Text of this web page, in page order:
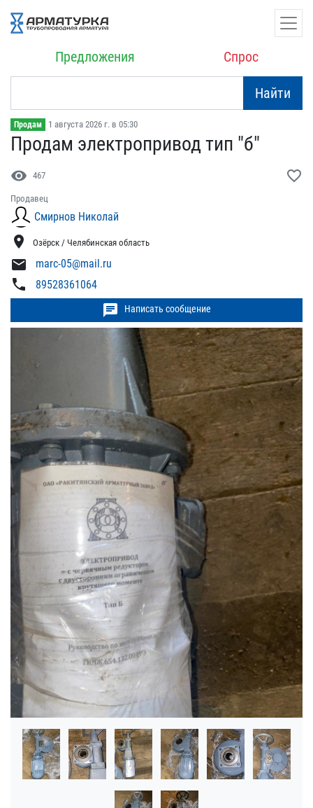
Предложения Спрос
Найти
Продам 1 августа 2026 г. в 05:30
Продам электропривод тип​ "б"
visibility 467 favorite_border
Продавец
Смирнов Николай
location_on Озёрск / Челябинская область
mail marc-05@mail.ru
phone 89528361064
chat Написать сообщение